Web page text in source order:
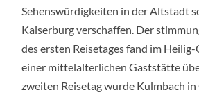
Sehenswürdigkeiten in der Altstadt
Kaiserburg verschaffen. Der
des ersten Reisetages fand im
einer mittelalterlichen Gaststätte
zweiten Reisetag wurde Kulmbach